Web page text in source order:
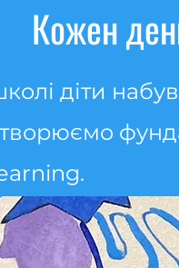
Кожен
діти